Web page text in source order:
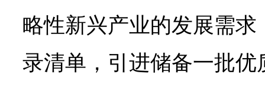
略性新兴产业的发展需
录清单，引进储备一批优